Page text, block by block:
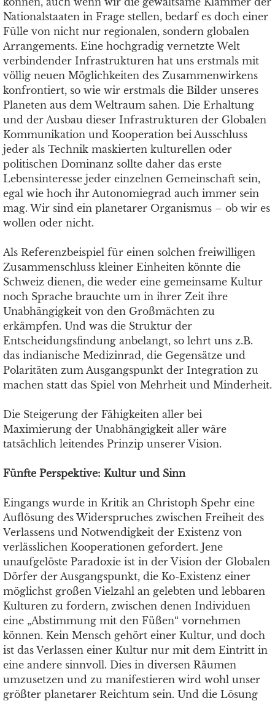
Nationalstaaten in Frage stellen, bedarf es doch einer
Fülle von nicht nur regionalen, sondern globalen
Arrangements. Eine hochgradig vernetzte Welt
verbindender Infrastrukturen hat uns erstmals mit
völlig neuen Möglichkeiten des Zusammenwirkens
konfrontiert, so wie wir erstmals die Bilder unseres
Planeten aus dem Weltraum sahen. Die Erhaltung
und der Ausbau dieser Infrastrukturen der Globalen
Kommunikation und Kooperation bei Ausschluss
jeder als Technik maskierten kulturellen oder
politischen Dominanz sollte daher das erste
Lebensinteresse jeder einzelnen Gemeinschaft sein,
egal wie hoch ihr Autonomiegrad auch immer sein
mag. Wir sind ein planetarer Organismus – ob wir es
wollen oder nicht.
Als Referenzbeispiel für einen solchen freiwilligen
Zusammenschluss kleiner Einheiten könnte die
Schweiz dienen, die weder eine gemeinsame Kultur
noch Sprache brauchte um in ihrer Zeit ihre
Unabhängigkeit von den Großmächten zu
erkämpfen. Und was die Struktur der
Entscheidungsfindung anbelangt, so lehrt uns z.B.
das indianische Medizinrad, die Gegensätze und
Polaritäten zum Ausgangspunkt der Integration zu
machen statt das Spiel von Mehrheit und Minderheit.
Die Steigerung der Fähigkeiten aller bei
Maximierung der Unabhängigkeit aller wäre
tatsächlich leitendes Prinzip unserer Vision.
Fünfte Perspektive: Kultur und Sinn
Eingangs wurde in Kritik an Christoph Spehr eine
Auflösung des Widerspruches zwischen Freiheit des
Verlassens und Notwendigkeit der Existenz von
verlässlichen Kooperationen gefordert. Jene
unaufgelöste Paradoxie ist in der Vision der Globalen
Dörfer der Ausgangspunkt, die Ko-Existenz einer
möglichst großen Vielzahl an gelebten und lebbaren
Kulturen zu fordern, zwischen denen Individuen
eine „Abstimmung mit den Füßen“ vornehmen
können. Kein Mensch gehört einer Kultur, und doch
ist das Verlassen einer Kultur nur mit dem Eintritt in
eine andere sinnvoll. Dies in diversen Räumen
umzusetzen und zu manifestieren wird wohl unser
größter planetarer Reichtum sein. Und die Lösung